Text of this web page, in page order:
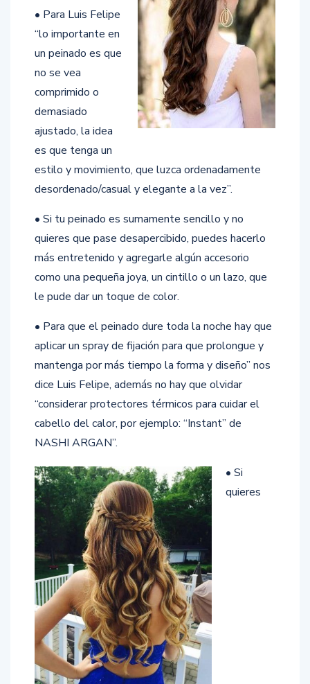
• Para Luis Felipe
“lo importante en
un peinado es que
no se vea
comprimido o
demasiado
ajustado, la idea
es que tenga un
estilo y movimiento, que luzca ordenadamente
desordenado/casual y elegante a la vez”.
• Si tu peinado es sumamente sencillo y no
quieres que pase desapercibido, puedes hacerlo
más entretenido y agregarle algún accesorio
como una pequeña joya, un cintillo o un lazo, que
le pude dar un toque de color.
• Para que el peinado dure toda la noche hay que
aplicar un spray de fijación para que prolongue y
mantenga por más tiempo la forma y diseño” nos
dice Luis Felipe, además no hay que olvidar
“considerar protectores térmicos para cuidar el
cabello del calor, por ejemplo: “Instant” de
NASHI ARGAN”.
• Si
quieres